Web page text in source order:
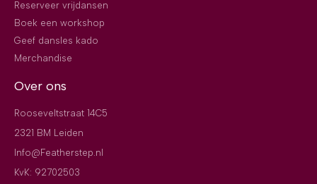
Reserveer vrijdansen
Boek een workshop
Geef dansles kado
Merchandise
Over ons
Rooseveltstraat 14C5
2321 BM Leiden
Info@Featherstep.nl
KvK: 92702503